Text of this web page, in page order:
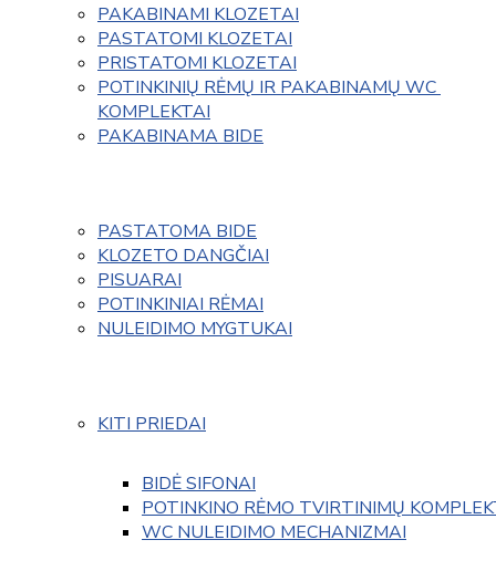
PAKABINAMI KLOZETAI
PASTATOMI KLOZETAI
PRISTATOMI KLOZETAI
POTINKINIŲ RĖMŲ IR PAKABINAMŲ WC
KOMPLEKTAI
PAKABINAMA BIDE
PASTATOMA BIDE
KLOZETO DANGČIAI
PISUARAI
POTINKINIAI RĖMAI
NULEIDIMO MYGTUKAI
KITI PRIEDAI
BIDĖ SIFONAI
POTINKINO RĖMO TVIRTINIMŲ
WC NULEIDIMO MECHANIZMAI